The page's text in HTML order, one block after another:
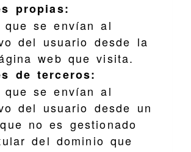
propias:
que se envían al
del usuario desde la
web que visita.
de terceros:
que se envían al
del usuario desde un
no es gestionado
del dominio que